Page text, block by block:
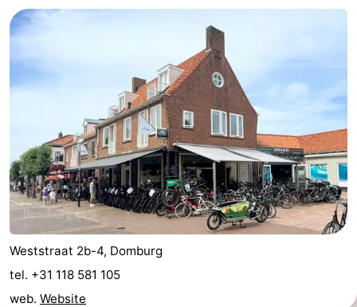
Weststraat 2b-4, Domburg
tel. +31 118 581 105
web. Website